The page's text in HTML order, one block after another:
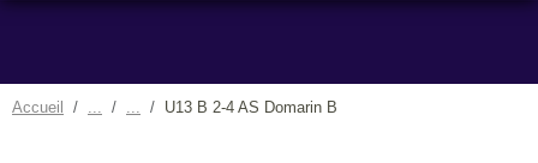
Accueil U13 B 2-4 AS Domarin B